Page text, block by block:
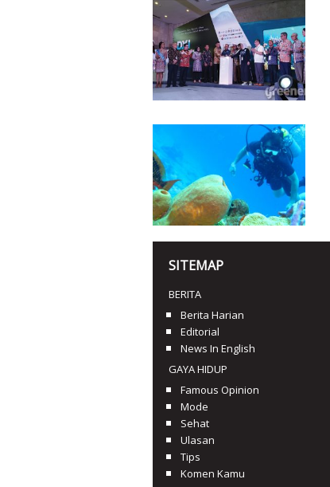
SITEMAP
BERITA
Berita Harian
Editorial
News In English
GAYA HIDUP
Famous Opinion
Mode
Sehat
Ulasan
Tips
Komen Kamu